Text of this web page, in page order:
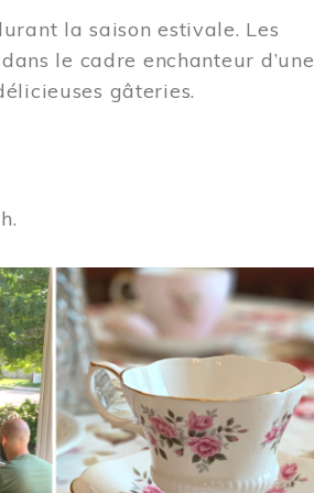
la saison estivale. Les
le cadre enchanteur d’une
gâteries.